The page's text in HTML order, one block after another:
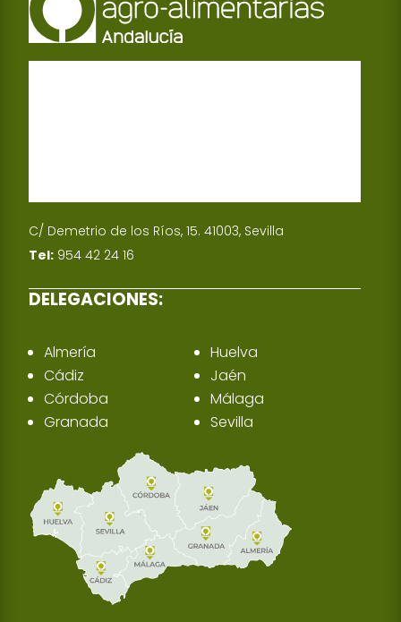
C/ Demetrio de los Ríos, 15. 41003, Sevilla
Tel: 954 42 24 16
DELEGACIONES:
Almería
Cádiz
Córdoba
Granada
Huelva
Jaén
Málaga
Sevilla